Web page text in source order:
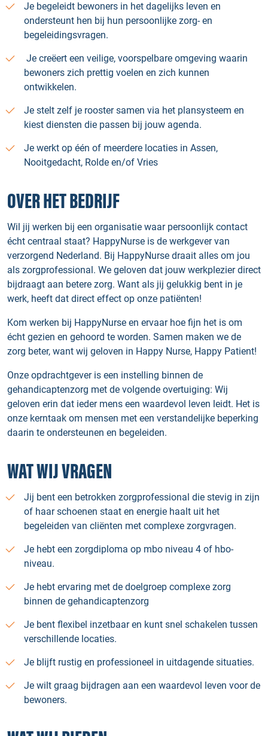
Je begeleidt bewoners in het dagelijks leven en
ondersteunt hen bij hun persoonlijke zorg- en
begeleidingsvragen.
Je creëert een veilige, voorspelbare omgeving waarin
bewoners zich prettig voelen en zich kunnen
ontwikkelen.
Je stelt zelf je rooster samen via het plansysteem en
kiest diensten die passen bij jouw agenda.
Je werkt op één of meerdere locaties in Assen,
Nooitgedacht, Rolde en/of Vries
OVER HET BEDRIJF
Wil jij werken bij een organisatie waar persoonlijk contact
écht centraal staat? HappyNurse is de werkgever van
verzorgend Nederland. Bij HappyNurse draait alles om jou
als zorgprofessional. We geloven dat jouw werkplezier direct
bijdraagt aan betere zorg. Want als jij gelukkig bent in je
werk, heeft dat direct effect op onze patiënten!
Kom werken bij HappyNurse en ervaar hoe fijn het is om
écht gezien en gehoord te worden. Samen maken we de
zorg beter, want wij geloven in Happy Nurse, Happy Patient!
Onze opdrachtgever is een instelling binnen de
gehandicaptenzorg met de volgende overtuiging: Wij
geloven erin dat ieder mens een waardevol leven leidt. Het is
onze kerntaak om mensen met een verstandelijke beperking
daarin te ondersteunen en begeleiden.
WAT WIJ VRAGEN
Jij bent een betrokken zorgprofessional die stevig in zijn
of haar schoenen staat en energie haalt uit het
begeleiden van cliënten met complexe zorgvragen.
Je hebt een zorgdiploma op mbo niveau 4 of hbo-
niveau.
Je hebt ervaring met de doelgroep complexe zorg
binnen de gehandicaptenzorg
Je bent flexibel inzetbaar en kunt snel schakelen tussen
verschillende locaties.
Je blijft rustig en professioneel in uitdagende situaties.
Je wilt graag bijdragen aan een waardevol leven voor de
bewoners.